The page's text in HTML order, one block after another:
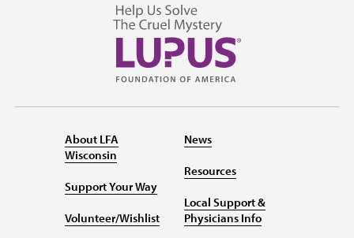
About LFA
Wisconsin
Support Your Way
Volunteer/Wishlist
News
Resources
Local Support &
Physicians Info